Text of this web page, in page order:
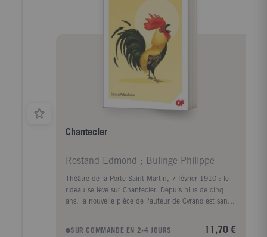
Chantecler
Rostand Edmond ; Bulinge Philippe
Théâtre de la Porte-Saint-Martin, 7 février 1910 : le
rideau se lève sur Chantecler. Depuis plus de cinq
ans, la nouvelle pièce de l'auteur de Cyrano est sans
SUR COMMANDE EN 2-4 JOURS 11,70 €